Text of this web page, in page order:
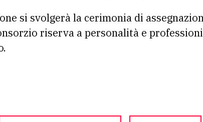
si svolgerà la cerimonia di
riserva a personalità e